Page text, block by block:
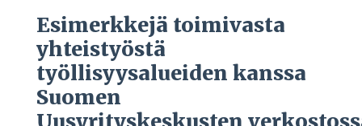
Esimerkkejä toimivasta
yhteistyöstä
työllisyysalueiden kanssa
Suomen